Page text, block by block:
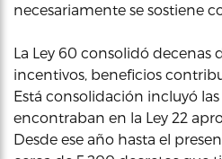
necesariamente se sostiene
La Ley 60 consolidó decenas
incentivos, beneficios
Está consolidación incluyó
encontraban en la Ley 22
Desde ese año hasta el